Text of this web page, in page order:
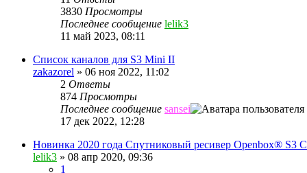
3830 Просмотры
Последнее сообщение lelik3
11 май 2023, 08:11
Список каналов для S3 Mini II
zakazorel » 06 ноя 2022, 11:02
2 Ответы
874 Просмотры
Последнее сообщение sansei
17 дек 2022, 12:28
Новинка 2020 года Спутниковый ресивер Openbox® S3
lelik3 » 08 апр 2020, 09:36
1